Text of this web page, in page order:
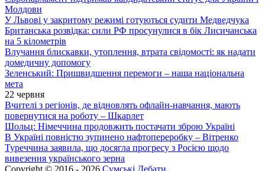
Молдови
У Львові у закритому режимі готуються судити Медведчука
Британська розвідка: сили РФ просунулися в бік Лисичанська
на 5 кілометрів
Влучання блискавки, утоплення, втрата свідомості: як надати
домедичну допомогу
Зеленський: Пришвидшення перемоги – наша національна
мета
22 червня
Вчителі з регіонів, де відновлять офлайн-навчання, мають
повернутися на роботу – Шкарлет
Шольц: Німеччина продовжить постачати зброю Україні
В Україні повністю зупинено нафтопереробку – Вітренко
Туреччина заявила, що досягла прогресу з Росією щодо
вивезення українського зерна